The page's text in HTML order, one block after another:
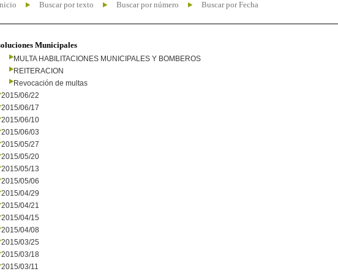
Buscar por texto Buscar por número Buscar por Fecha
Municipales
MULTA HABILITACIONES MUNICIPALES Y BOMBEROS
REITERACION
Revocación de multas
2015/06/22
2015/06/17
2015/06/10
2015/06/03
2015/05/27
2015/05/20
2015/05/13
2015/05/06
2015/04/29
2015/04/21
2015/04/15
2015/04/08
2015/03/25
2015/03/18
2015/03/11